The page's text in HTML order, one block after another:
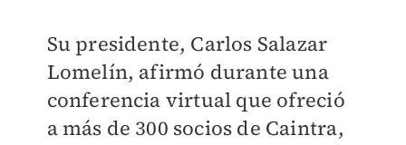
Su presidente, Carlos Salazar
Lomelín, afirmó durante una
conferencia virtual que ofreció
a más de 300 socios de Caintra,